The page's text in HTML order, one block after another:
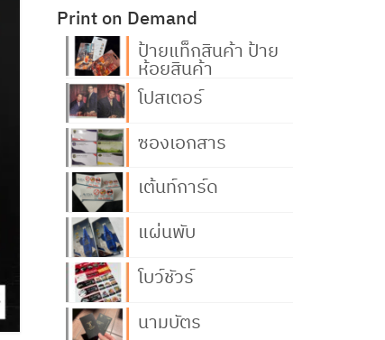
Print on Demand
ป้ายแท็กสินค้า ป้าย
ห้อยสินค้า
โปสเตอร์
ซองเอกสาร
เต้นท์การ์ด
แผ่นพับ
โบว์ชัวร์
นามบัตร